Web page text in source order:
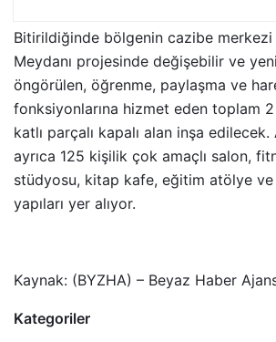
Bitirildiğinde bölgenin cazibe
Meydanı projesinde değişebilir ve
öngörülen, öğrenme, paylaşma ve
fonksiyonlarına hizmet eden toplam
katlı parçalı kapalı alan inşa
ayrıca 125 kişilik çok amaçlı salon,
stüdyosu, kitap kafe, eğitim atölye ve
yapıları yer alıyor.
Kaynak: (BYZHA) – Beyaz Haber
Kategoriler